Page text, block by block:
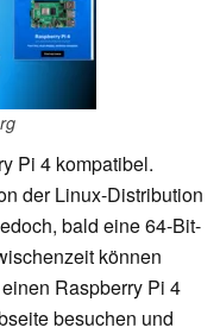
Pi 4 kompatibel.
der Linux-Distribution
bald eine 64-Bit-
können
Raspberry Pi 4
besuchen und